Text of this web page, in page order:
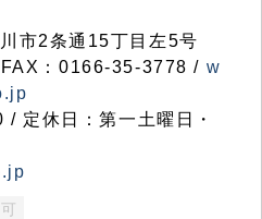
市2条通15丁目左5号
：0166-35-3778 / w
定休日：第一土曜日・